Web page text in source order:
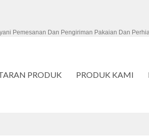
Pemesanan Dan Pengiriman Pakaian Dan
PRODUK PRODUK KAMI